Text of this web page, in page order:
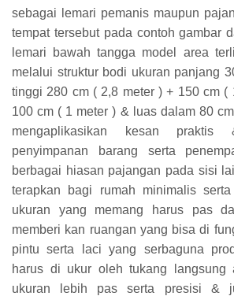
sebagai lemari pemanis maupun
tempat tersebut pada contoh gambar
lemari bawah tangga model area
melalui struktur bodi ukuran panjang
tinggi 280 cm ( 2,8 meter ) + 150 cm (
100 cm ( 1 meter ) & luas dalam 80
mengaplikasikan kesan
penyimpanan barang serta
berbagai hiasan pajangan pada sisi
terapkan bagi rumah minimalis
ukuran yang memang harus pas
memberi kan ruangan yang bisa di
pintu serta laci yang serbaguna
harus di ukur oleh tukang langsung
ukuran lebih pas serta presisi &